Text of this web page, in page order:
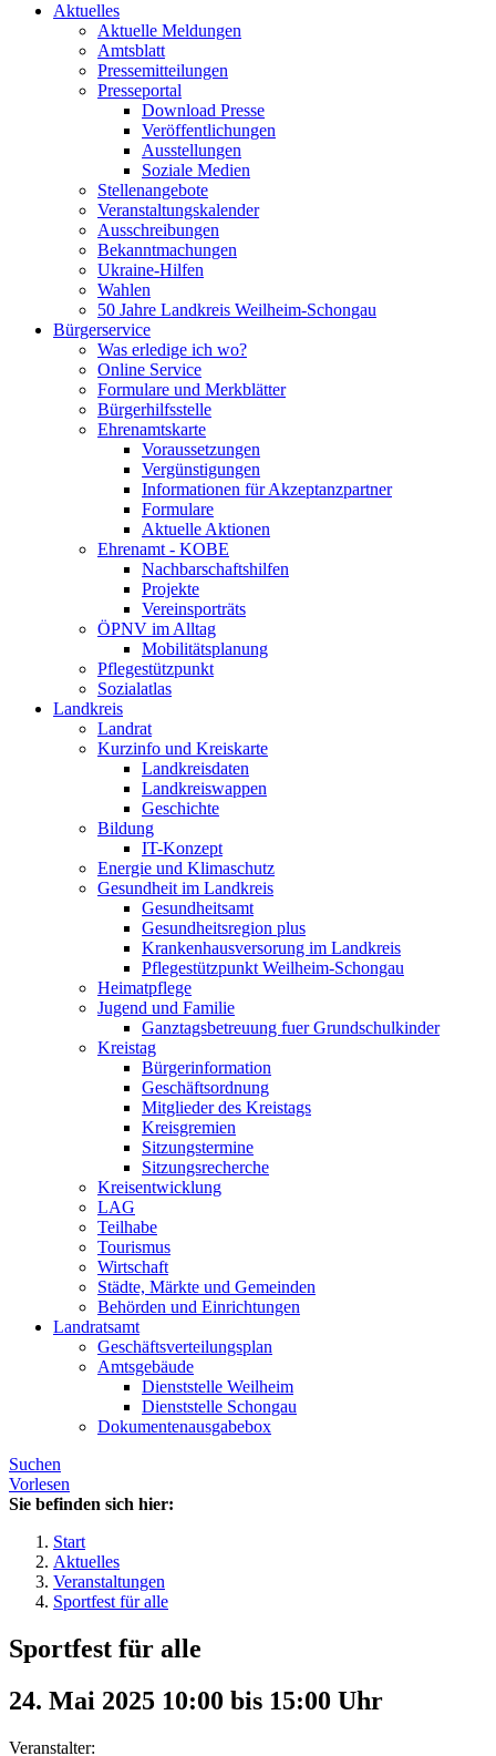
Aktuelles
Aktuelle Meldungen
Amtsblatt
Pressemitteilungen
Presseportal
Download Presse
Veröffentlichungen
Ausstellungen
Soziale Medien
Stellenangebote
Veranstaltungskalender
Ausschreibungen
Bekanntmachungen
Ukraine-Hilfen
Wahlen
50 Jahre Landkreis Weilheim-Schongau
Bürgerservice
Was erledige ich wo?
Online Service
Formulare und Merkblätter
Bürgerhilfsstelle
Ehrenamtskarte
Voraussetzungen
Vergünstigungen
Informationen für Akzeptanzpartner
Formulare
Aktuelle Aktionen
Ehrenamt - KOBE
Nachbarschaftshilfen
Projekte
Vereinsporträts
ÖPNV im Alltag
Mobilitätsplanung
Pflegestützpunkt
Sozialatlas
Landkreis
Landrat
Kurzinfo und Kreiskarte
Landkreisdaten
Landkreiswappen
Geschichte
Bildung
IT-Konzept
Energie und Klimaschutz
Gesundheit im Landkreis
Gesundheitsamt
Gesundheitsregion plus
Krankenhausversorung im Landkreis
Pflegestützpunkt Weilheim-Schongau
Heimatpflege
Jugend und Familie
Ganztagsbetreuung fuer Grundschulkinder
Kreistag
Bürgerinformation
Geschäftsordnung
Mitglieder des Kreistags
Kreisgremien
Sitzungstermine
Sitzungsrecherche
Kreisentwicklung
LAG
Teilhabe
Tourismus
Wirtschaft
Städte, Märkte und Gemeinden
Behörden und Einrichtungen
Landratsamt
Geschäftsverteilungsplan
Amtsgebäude
Dienststelle Weilheim
Dienststelle Schongau
Dokumentenausgabebox
Suchen
Vorlesen
Sie befinden sich hier:
Start
Aktuelles
Veranstaltungen
Sportfest für alle
Sportfest für alle
24. Mai 2025 10:00 bis 15:00 Uhr
Veranstalter: